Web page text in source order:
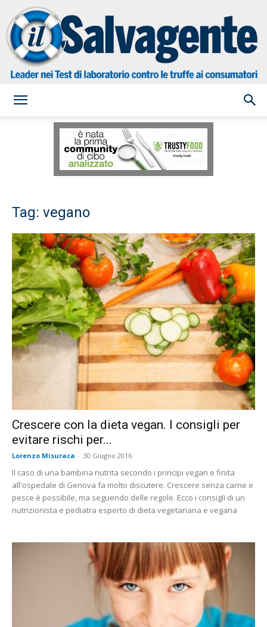
Salvagente
Tag: vegano
Crescere con la dieta vegan. I consigli per
evitare rischi per...
Lorenzo Misuraca - 30 Giugno 2016
Il caso di una bambina nutrita secondo i principi vegan e finita
all'ospedale di Genova fa molto discutere. Crescere senza carne e
pesce è possibile, ma seguendo delle regole. Ecco i consigli di un
nutrizionista e pediatra esperto di dieta vegetariana e vegana